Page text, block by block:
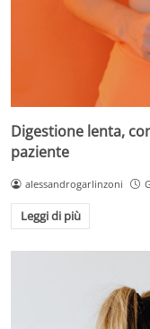
Digestione lenta,
paziente
alessandrogarlinzoni
Leggi di più